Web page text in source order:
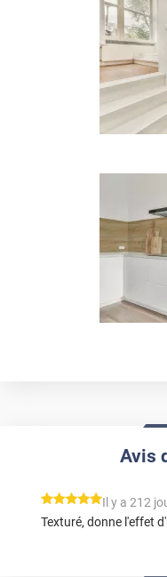
Avis
*****
Il y a 212
Texturé, donne l'effet